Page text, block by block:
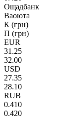
Ощадбанк
Ваоюта
К (грн)
П (грн)
EUR
31.25
32.00
USD
27.35
28.10
RUB
0.410
0.420